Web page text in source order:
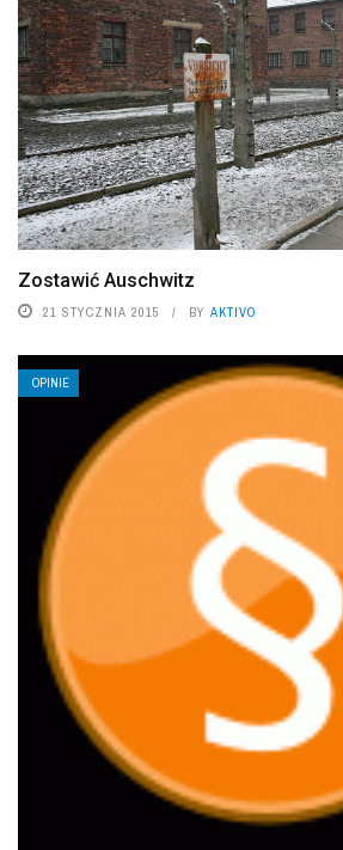
Zostawić Auschwitz
21 STYCZNIA 2015 BY AKTIVO
OPINIE